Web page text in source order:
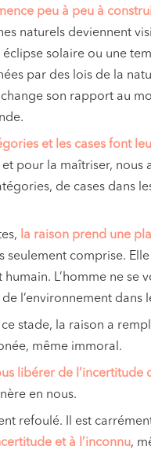
peu à peu à
naturels deviennent
solaire ou une
par des lois de la
son rapport au
et les cases font
pour la maîtriser, nous
de cases dans
la raison prend une
seulement comprise.
humain. L’homme ne
l’environnement dans
ce stade, la raison a
même immoral.
libérer de l’incertitude
en nous.
refoulé. Il est
et à l’inconnu,